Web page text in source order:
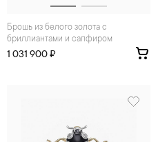
Брошь из белого золота с
бриллиантами и сапфиром
1 031 900 ₽